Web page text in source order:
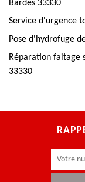
Bardes 33330
Service d'urgence
Pose d'hydrofuge
Réparation faitage
33330